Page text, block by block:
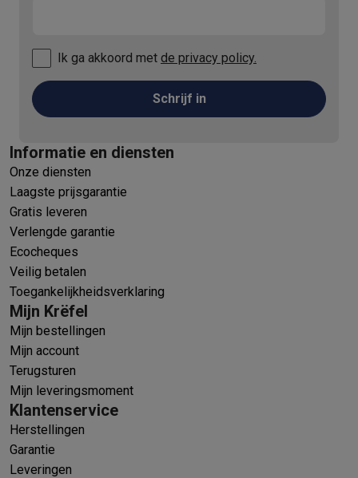
Ik ga akkoord met de privacy policy.
Schrijf in
Informatie en diensten
Onze diensten
Laagste prijsgarantie
Gratis leveren
Verlengde garantie
Ecocheques
Veilig betalen
Toegankelijkheidsverklaring
Mijn Krëfel
Mijn bestellingen
Mijn account
Terugsturen
Mijn leveringsmoment
Klantenservice
Herstellingen
Garantie
Leveringen